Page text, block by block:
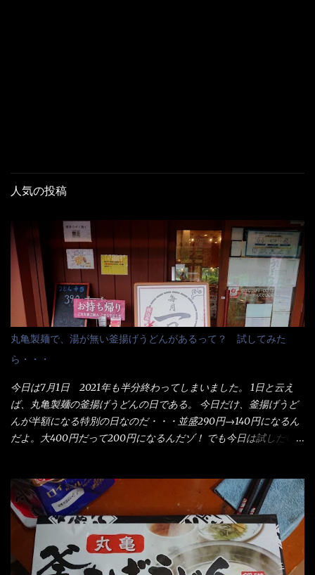
人気の投稿
丸亀製麺で、湯が無い釜揚げうどんがあるって？ 試してみた
ら・・・
今日は7月1日 2021年も半分終わってしまいました。 1日と云え
ば、丸亀製麺の釜揚げうどんの日である。 今日だけ、釜揚げうど
んが半額になる特別の日なのだ・・・並盛290円→140円になるん
だよ。大400円だって200円になるんだゾ！ でも今日は試したい
でる～ でもコレって食べきるまで湯に浸かっているわけで、最
初と最後では麺の固さというかコシが違う！ だったら湯なんか要
らないじゃん！ 茹で上げ直後の麺だけいいよ！となるでしょ
う。 事前にググって調べたら、やっぱり＜湯無し＞注文は、裏注
文方法としてあるらしい。 それと店員によっては、理解出来ない